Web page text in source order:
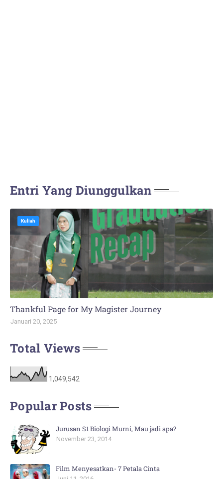
Entri Yang Diunggulkan
Kuliah
Thankful Page for My Magister Journey
Januari 20, 2025
Total Views
1,049,542
Popular Posts
Jurusan S1 Biologi Murni, Mau jadi apa?
November 23, 2014
Film Menyesatkan- 7 Petala Cinta